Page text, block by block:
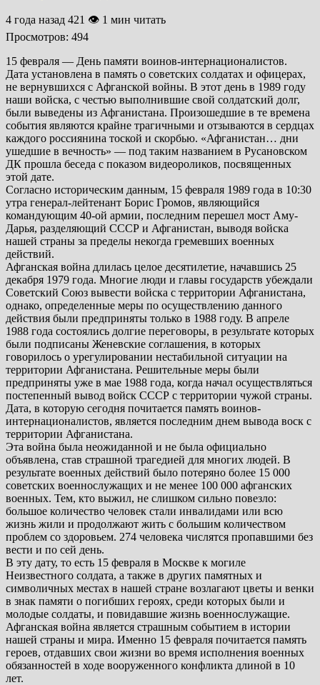
4 года назад 421 👁 1 мин читать
Просмотров: 494
15 февраля — День памяти воинов-интернационалистов.
Дата установлена в память о советских солдатах и офицерах,
не вернувшихся с Афганской войны. В этот день в 1989 году
наши войска, с честью выполнившие свой солдатский долг,
были выведены из Афганистана. Произошедшие в те времена
события являются крайне трагичными и отзываются в сердцах
каждого россиянина тоской и скорбью. «Афганистан… дни
ушедшие в вечность» — под таким названием в Русановском
ДК прошла беседа с показом видеороликов, посвященных
этой дате.
Согласно историческим данным, 15 февраля 1989 года в 10:30
утра генерал-лейтенант Борис Громов, являющийся
командующим 40-ой армии, последним перешел мост Аму-
Дарья, разделяющий СССР и Афганистан, выводя войска
нашей страны за пределы некогда гремевших военных
действий.
Афганская война длилась целое десятилетие, начавшись 25
декабря 1979 года. Многие люди и главы государств убеждали
Советский Союз вывести войска с территории Афганистана,
однако, определенные меры по осуществлению данного
действия были предприняты только в 1988 году. В апреле
1988 года состоялись долгие переговоры, в результате которых
были подписаны Женевские соглашения, в которых
говорилось о урегулировании нестабильной ситуации на
территории Афганистана. Решительные меры были
предприняты уже в мае 1988 года, когда начал осуществляться
постепенный вывод войск СССР с территории чужой страны.
Дата, в которую сегодня почитается память воинов-
интернационалистов, является последним днем вывода воск с
территории Афганистана.
Эта война была неожиданной и не была официально
объявлена, став страшной трагедией для многих людей. В
результате военных действий было потеряно более 15 000
советских военнослужащих и не менее 100 000 афганских
военных. Тем, кто выжил, не слишком сильно повезло:
большое количество человек стали инвалидами или всю
жизнь жили и продолжают жить с большим количеством
проблем со здоровьем. 274 человека числятся пропавшими без
вести и по сей день.
В эту дату, то есть 15 февраля в Москве к могиле
Неизвестного солдата, а также в других памятных и
символичных местах в нашей стране возлагают цветы и венки
в знак памяти о погибших героях, среди которых были и
молодые солдаты, и повидавшие жизнь военнослужащие.
Афганская война является страшным событием в истории
нашей страны и мира. Именно 15 февраля почитается память
героев, отдавших свои жизни во время исполнения военных
обязанностей в ходе вооруженного конфликта длиной в 10
лет.